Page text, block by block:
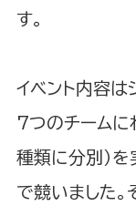
す。
イベント内容
7つのチームに
種類に分別）を
で競いました